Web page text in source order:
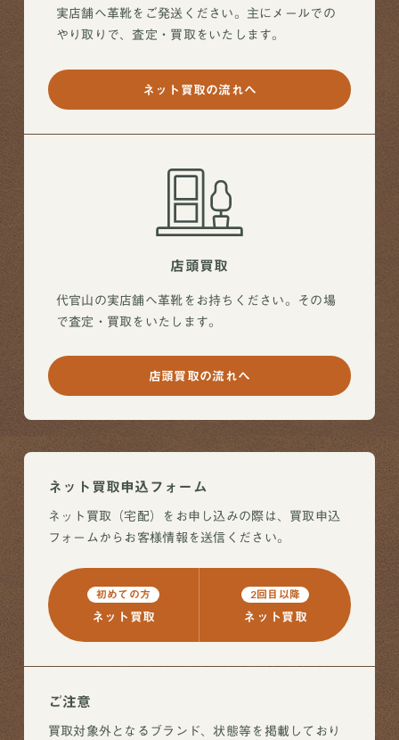
実店舗へ革靴をご発送ください。主にメールでの
やり取りで、査定・買取をいたします。
ネット買取の流れへ
店頭買取
代官山の実店舗へ革靴をお持ちください。その場
で査定・買取をいたします。
店頭買取の流れへ
ネット買取申込フォーム
ネット買取（宅配）をお申し込みの際は、買取申込
フォームからお客様情報を送信ください。
初めての方
ネット買取
2回目以降
ネット買取
ご注意
買取対象外となるブランド、状態等を掲載しており